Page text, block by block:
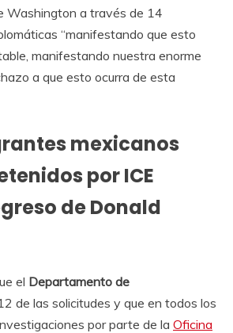
Washington a través de 14
“manifestando que esto
manifestando nuestra enorme
a que esto ocurra de esta
mexicanos
por ICE
de Donald
el Departamento de
de las solicitudes y que en todos los
por parte de la Oficina